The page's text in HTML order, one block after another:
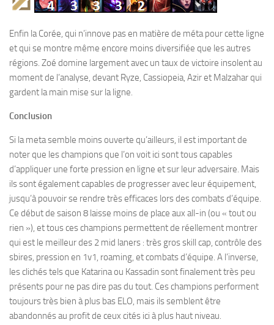
Enfin la Corée, qui n’innove pas en matière de méta pour cette ligne
et qui se montre même encore moins diversifiée que les autres
régions. Zoé domine largement avec un taux de victoire insolent au
moment de l’analyse, devant Ryze, Cassiopeia, Azir et Malzahar qui
gardent la main mise sur la ligne.
Conclusion
Si la meta semble moins ouverte qu’ailleurs, il est important de
noter que les champions que l’on voit ici sont tous capables
d’appliquer une forte pression en ligne et sur leur adversaire. Mais
ils sont également capables de progresser avec leur équipement,
jusqu’à pouvoir se rendre très efficaces lors des combats d’équipe.
Ce début de saison 8 laisse moins de place aux all-in (ou « tout ou
rien »), et tous ces champions permettent de réellement montrer
qui est le meilleur des 2 mid laners : très gros skill cap, contrôle des
sbires, pression en 1v1, roaming, et combats d’équipe. A l’inverse,
les clichés tels que Katarina ou Kassadin sont finalement très peu
présents pour ne pas dire pas du tout. Ces champions performent
toujours très bien à plus bas ELO, mais ils semblent être
abandonnés au profit de ceux cités ici à plus haut niveau.